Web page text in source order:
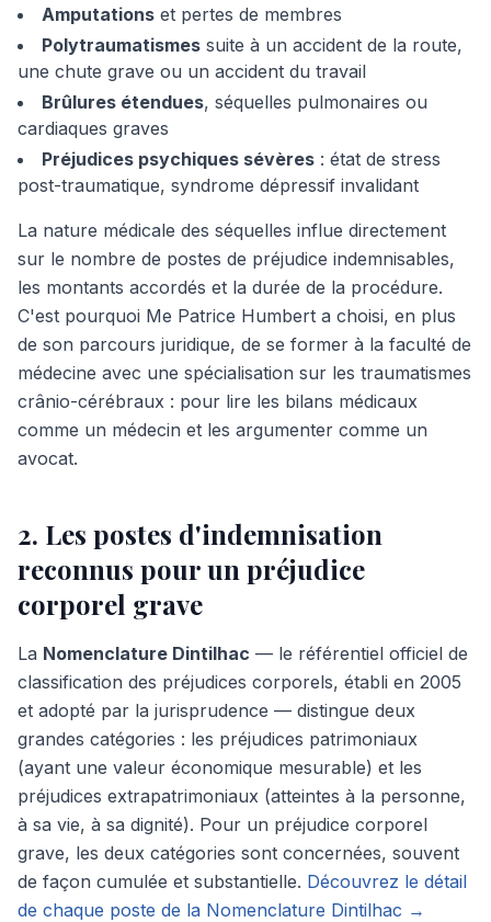
Amputations et pertes de membres
Polytraumatismes suite à un accident de la route,
une chute grave ou un accident du travail
Brûlures étendues, séquelles pulmonaires ou
cardiaques graves
Préjudices psychiques sévères : état de stress
post-traumatique, syndrome dépressif invalidant
La nature médicale des séquelles influe directement
sur le nombre de postes de préjudice indemnisables,
les montants accordés et la durée de la procédure.
C'est pourquoi Me Patrice Humbert a choisi, en plus
de son parcours juridique, de se former à la faculté de
médecine avec une spécialisation sur les traumatismes
crânio-cérébraux : pour lire les bilans médicaux
comme un médecin et les argumenter comme un
avocat.
2. Les postes d'indemnisation
reconnus pour un préjudice
corporel grave
La Nomenclature Dintilhac — le référentiel officiel de
classification des préjudices corporels, établi en 2005
et adopté par la jurisprudence — distingue deux
grandes catégories : les préjudices patrimoniaux
(ayant une valeur économique mesurable) et les
préjudices extrapatrimoniaux (atteintes à la personne,
à sa vie, à sa dignité). Pour un préjudice corporel
grave, les deux catégories sont concernées, souvent
de façon cumulée et substantielle. Découvrez le détail
de chaque poste de la Nomenclature Dintilhac →